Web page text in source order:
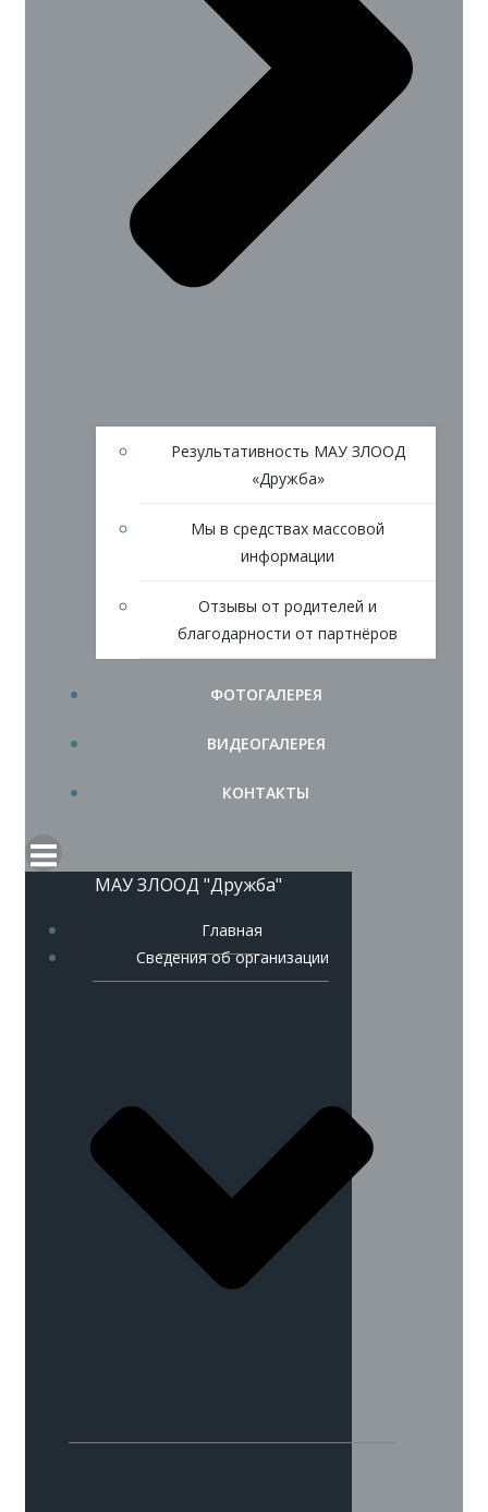
Результативность МАУ ЗЛООД
«Дружба»
Мы в средствах массовой
информации
Отзывы от родителей и
благодарности от партнёров
ФОТОГАЛЕРЕЯ
ВИДЕОГАЛЕРЕЯ
КОНТАКТЫ
МАУ ЗЛООД "Дружба"
Главная
Сведения об организации